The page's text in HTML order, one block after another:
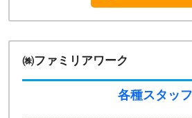
㈱ファミリアワーク
各種スタッフ